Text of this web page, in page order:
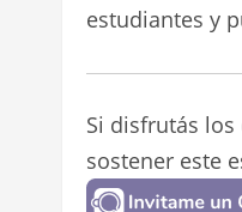
estudiantes y
Si disfrutás
sostener este